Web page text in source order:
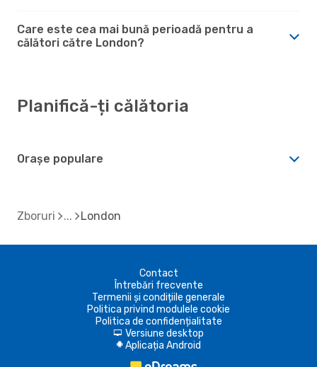
Care este cea mai bună perioadă pentru a
călători către London?
Planifică-ți călătoria
Orașe populare
Zboruri London
Contact
Întrebări frecvente
Termenii și condițiile generale
Politica privind modulele cookie
Politica de confidențialitate
d Versiune desktop
A Aplicația Android